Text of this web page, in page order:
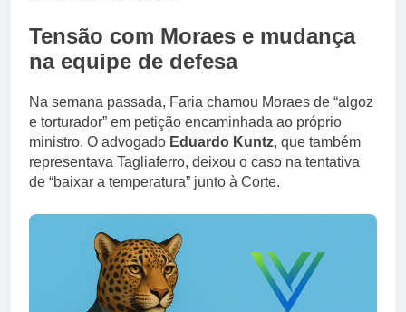
Tensão com Moraes e mudança
na equipe de defesa
Na semana passada, Faria chamou Moraes de “algoz
e torturador” em petição encaminhada ao próprio
ministro. O advogado Eduardo Kuntz, que também
representava Tagliaferro, deixou o caso na tentativa
de “baixar a temperatura” junto à Corte.